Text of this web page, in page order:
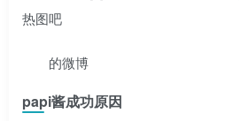
的微博
papi酱成功原因